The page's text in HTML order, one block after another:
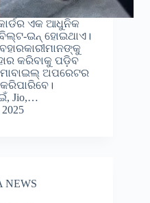
ଏକ ଆଧୁନିକ
ବିଲ୍ଟ-ଇନ୍ ହୋଇଥାଏ।
କରିବାକୁ ପଡ଼ିବ
ଅପରେଟର
Jio,…
2025
NEWS